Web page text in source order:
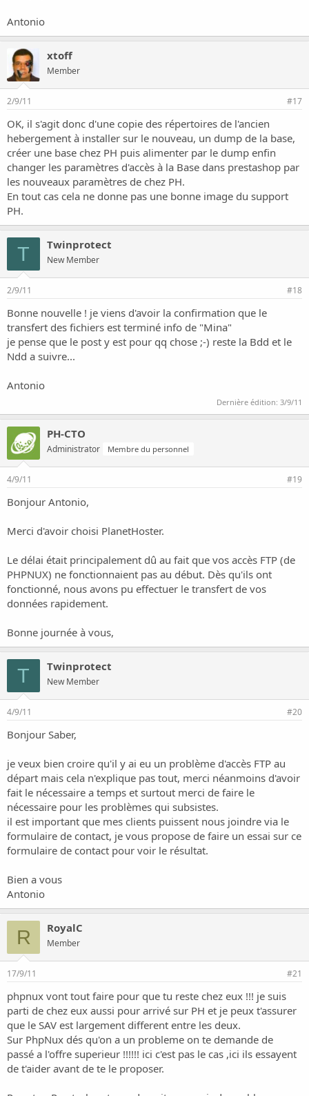
Antonio
xtoff
Member
2/9/11 #17
OK, il s'agit donc d'une copie des répertoires de l'ancien
hebergement à installer sur le nouveau, un dump de la base,
créer une base chez PH puis alimenter par le dump enfin
changer les paramètres d'accès à la Base dans prestashop par
les nouveaux paramètres de chez PH.
En tout cas cela ne donne pas une bonne image du support
PH.
T Twinprotect
New Member
2/9/11 #18
Bonne nouvelle ! je viens d'avoir la confirmation que le
transfert des fichiers est terminé info de "Mina"
je pense que le post y est pour qq chose ;-) reste la Bdd et le
Ndd a suivre...
Antonio
Dernière édition: 3/9/11
PH-CTO
Administrator Membre du personnel
4/9/11 #19
Bonjour Antonio,
Merci d'avoir choisi PlanetHoster.
Le délai était principalement dû au fait que vos accès FTP (de
PHPNUX) ne fonctionnaient pas au début. Dès qu'ils ont
fonctionné, nous avons pu effectuer le transfert de vos
données rapidement.
Bonne journée à vous,
T Twinprotect
New Member
4/9/11 #20
Bonjour Saber,
je veux bien croire qu'il y ai eu un problème d'accès FTP au
départ mais cela n'explique pas tout, merci néanmoins d'avoir
fait le nécessaire a temps et surtout merci de faire le
nécessaire pour les problèmes qui subsistes.
il est important que mes clients puissent nous joindre via le
formulaire de contact, je vous propose de faire un essai sur ce
formulaire de contact pour voir le résultat.
Bien a vous
Antonio
R RoyalC
Member
17/9/11 #21
phpnux vont tout faire pour que tu reste chez eux !!! je suis
parti de chez eux aussi pour arrivé sur PH et je peux t'assurer
que le SAV est largement different entre les deux.
Sur PhpNux dés qu'on a un probleme on te demande de
passé a l'offre superieur !!!!!! ici c'est pas le cas ,ici ils essayent
de t'aider avant de te le proposer.